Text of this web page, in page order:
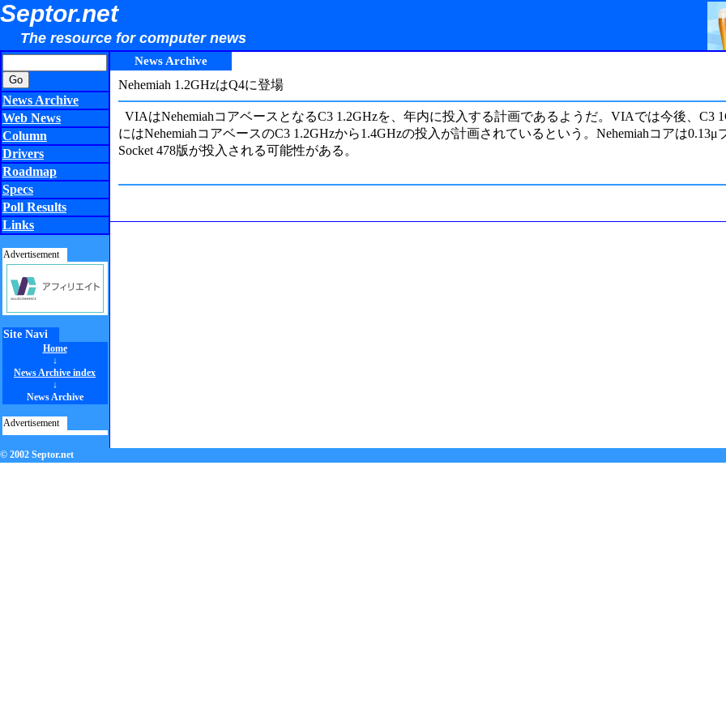
Septor.net
The resource for computer news
News Archive
Web News
Column
Drivers
Roadmap
Specs
Poll Results
Links
Advertisement
Site Navi
Home
↓
News Archive index
↓
News Archive
Advertisement
News Archive
Nehemiah 1.2GHzはQ4に登場
VIAはNehemiahコアベースとなるC3 1.2GHzを、年内に投入する計画であるようだ。VIAでは今後、C3
にはNehemiahコアベースのC3 1.2GHzから1.4GHzの投入が計画されているという。Nehemiahコアは
Socket 478版が投入される可能性がある。
© 2002 Septor.net